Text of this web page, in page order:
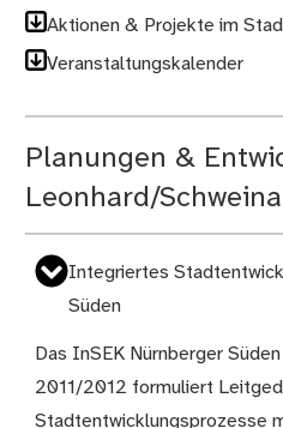
Aktionen & Projekte im
Veranstaltungskalender
Planungen &
Leonhard/
Integriertes
Süden
Das InSEK Nürnberger
2011/2012 formuliert
Stadtentwicklungsprozesse